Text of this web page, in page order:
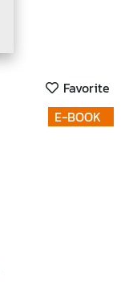
Favorite
E-BOOK